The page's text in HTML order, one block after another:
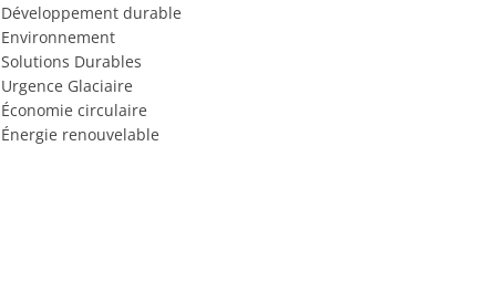
Développement durable
Environnement
Solutions Durables
Urgence Glaciaire
Économie circulaire
Énergie renouvelable